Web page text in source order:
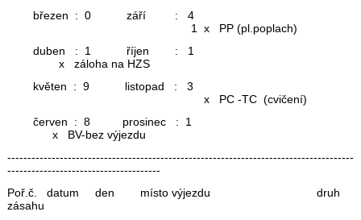
březen : 0 září : 4
1 x PP (pl.poplach)
duben : 1 říjen : 1
x záloha na HZS
květen : 9 listopad : 3
x PC -TC (cvičení)
červen : 8 prosinec : 1
x BV-bez výjezdu
--------------------------------------------------------------------------------------
--------------------------------------
Poř.č. datum den místo výjezdu druh
zásahu